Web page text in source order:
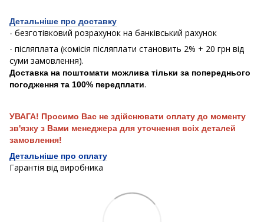
Детальніше про доставку
- безготівковий розрахунок на банківський рахунок
- післяплата (комісія післяплати становить 2% + 20 грн від
суми замовлення).
Доставка на поштомати можлива тільки за попереднього
погодження та 100% передплати.
УВАГА! Просимо Вас не здійснювати оплату до моменту
зв'язку з Вами менеджера для уточнення всіх деталей
замовлення!
Детальніше про оплату
Гарантія від виробника